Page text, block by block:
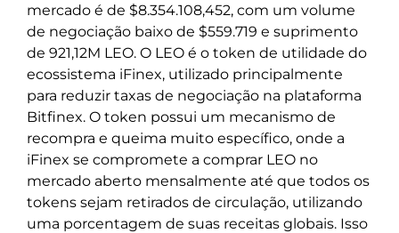
mercado é de $8.354.108,452, com um volume
de negociação baixo de $559.719 e suprimento
de 921,12M LEO. O LEO é o token de utilidade do
ecossistema iFinex, utilizado principalmente
para reduzir taxas de negociação na plataforma
Bitfinex. O token possui um mecanismo de
recompra e queima muito específico, onde a
iFinex se compromete a comprar LEO no
mercado aberto mensalmente até que todos os
tokens sejam retirados de circulação, utilizando
uma porcentagem de suas receitas globais. Isso